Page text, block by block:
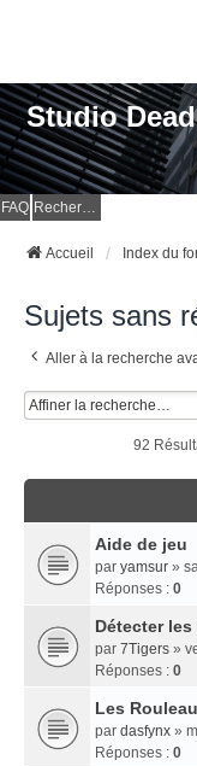
Studio
FAQ Rechercher
Accueil Index du
Sujets sans
Aller à la recherche
92
Aide de jeu
par yamsur »
Réponses : 0
Détecter
par 7Tigers »
Réponses : 0
Les
par dasfynx »
Réponses : 0